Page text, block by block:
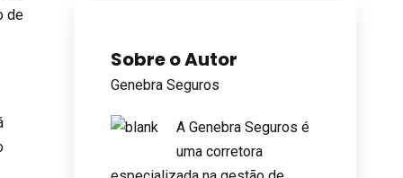
de
Sobre o Autor
Genebra Seguros
A Genebra Seguros é
uma corretora